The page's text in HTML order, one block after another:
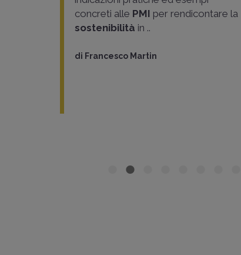
concreti alle PMI per rendicontare la
sostenibilità in ..
di Francesco Martin